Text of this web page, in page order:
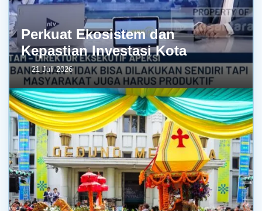
Perkuat Ekosistem dan
Kepastian Investasi Kota
21 Juli 2026